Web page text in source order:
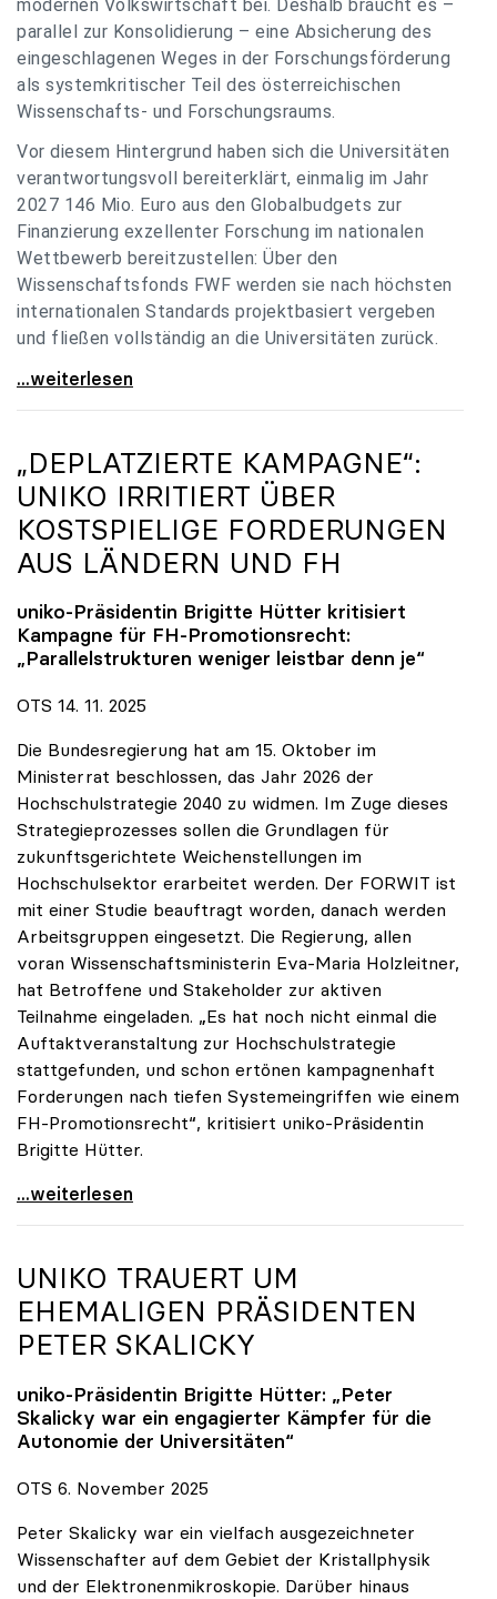
modernen Volkswirtschaft bei. Deshalb braucht es –
parallel zur Konsolidierung – eine Absicherung des
eingeschlagenen Weges in der Forschungsförderung
als systemkritischer Teil des österreichischen
Wissenschafts- und Forschungsraums.
Vor diesem Hintergrund haben sich die Universitäten
verantwortungsvoll bereiterklärt, einmalig im Jahr
2027 146 Mio. Euro aus den Globalbudgets zur
Finanzierung exzellenter Forschung im nationalen
Wettbewerb bereitzustellen: Über den
Wissenschaftsfonds FWF werden sie nach höchsten
internationalen Standards projektbasiert vergeben
und fließen vollständig an die Universitäten zurück.
Gemeinsam für einen starken Wissenschafts- und
...weiterlesen
„DEPLATZIERTE KAMPAGNE“:
UNIKO IRRITIERT ÜBER
KOSTSPIELIGE FORDERUNGEN
AUS LÄNDERN UND FH
uniko-Präsidentin Brigitte Hütter kritisiert
Kampagne für FH-Promotionsrecht:
„Parallelstrukturen weniger leistbar denn je“
OTS 14. 11. 2025
Die Bundesregierung hat am 15. Oktober im
Ministerrat beschlossen, das Jahr 2026 der
Hochschulstrategie 2040 zu widmen. Im Zuge dieses
Strategieprozesses sollen die Grundlagen für
zukunftsgerichtete Weichenstellungen im
Hochschulsektor erarbeitet werden. Der FORWIT ist
mit einer Studie beauftragt worden, danach werden
Arbeitsgruppen eingesetzt. Die Regierung, allen
voran Wissenschaftsministerin Eva-Maria Holzleitner,
hat Betroffene und Stakeholder zur aktiven
Teilnahme eingeladen. „Es hat noch nicht einmal die
Auftaktveranstaltung zur Hochschulstrategie
stattgefunden, und schon ertönen kampagnenhaft
Forderungen nach tiefen Systemeingriffen wie einem
FH-Promotionsrecht“, kritisiert uniko-Präsidentin
Brigitte Hütter.
„Deplatzierte Kampagne“: uniko irritiert über
...weiterlesen
UNIKO TRAUERT UM
EHEMALIGEN PRÄSIDENTEN
PETER SKALICKY
uniko-Präsidentin Brigitte Hütter: „Peter
Skalicky war ein engagierter Kämpfer für die
Autonomie der Universitäten“
OTS 6. November 2025
Peter Skalicky war ein vielfach ausgezeichneter
Wissenschafter auf dem Gebiet der Kristallphysik
und der Elektronenmikroskopie. Darüber hinaus